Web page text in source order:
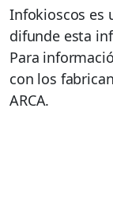
Infokioscos es
difunde esta
Para
con los
ARCA.